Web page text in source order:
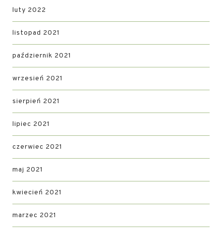
luty 2022
listopad 2021
październik 2021
wrzesień 2021
sierpień 2021
lipiec 2021
czerwiec 2021
maj 2021
kwiecień 2021
marzec 2021